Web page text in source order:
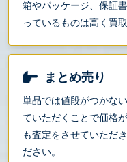
箱やパッケージ、保証
っているものは高く買
まとめ売り
単品では値段がつかな
ていただくことで価格
も査定をさせていただ
ださい。